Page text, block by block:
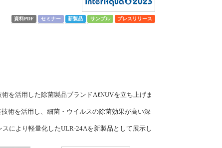
資料PDF セミナー 新製品 サンプル プレスリリース
を活用した除菌製品ブランドAℓNUVを立ち上げま
術を活用し、細菌・ウイルスの除菌効果が高い深
により軽量化したULR-24Aを新製品として展示し